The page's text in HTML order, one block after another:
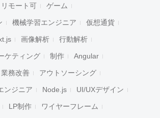
リモート可 ゲーム
機械学習エンジニア 仮想通貨
画像解析 行動解析
ケティング 制作 Angular
業務改善 アウトソーシング
ンジニア Node.js UI/UXデザイン
LP制作 ワイヤーフレーム